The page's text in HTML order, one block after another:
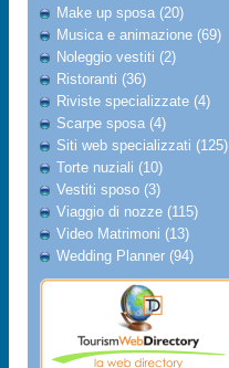
Make up sposa (20)
Musica e animazione (69)
Noleggio vestiti (2)
Ristoranti (36)
Riviste specializzate (4)
Scarpe sposa (4)
Siti web specializzati (125)
Torte nuziali (10)
Vestiti sposo (3)
Viaggio di nozze (115)
Video Matrimoni (13)
Wedding Planner (94)